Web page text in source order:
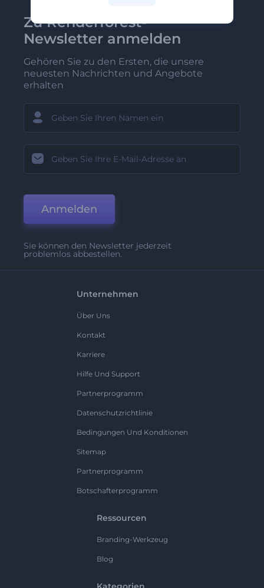
Zu Renderforest-
Newsletter anmelden
Gehören Sie zu den Ersten, die unsere
neuesten Nachrichten und Angebote
erhalten
Anmelden
Sie können den Newsletter jederzeit
problemlos abbestellen.
Unternehmen
Über Uns
Kontakt
Karriere
Hilfe Und Support
Partnerprogramm
Datenschutzrichtlinie
Bedingungen Und Konditionen
Sitemap
Partnerprogramm
Botschafterprogramm
Ressourcen
Branding-Werkzeug
Blog